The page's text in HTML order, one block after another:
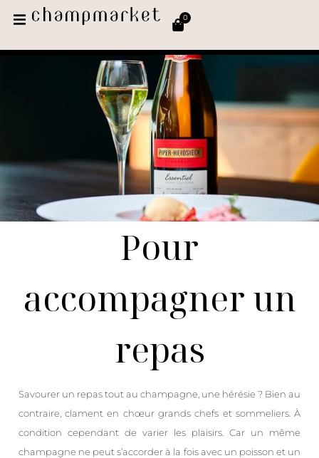
0
Pour
accompagner un
repas
Savourer un repas tout au champagne, une hérésie ? Bien au
contraire, clament en chœur grands chefs et sommeliers. À
condition cependant de varier les plaisirs. Car un même
champagne ne peut s’accorder à la fois avec un poisson et un